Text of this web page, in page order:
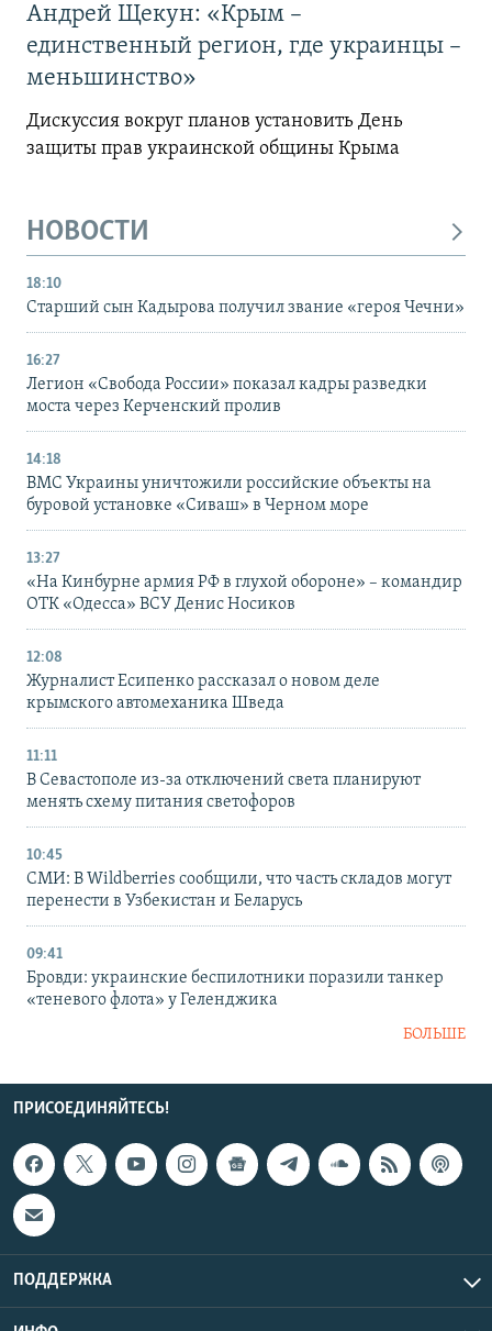
Андрей Щекун: «Крым –
единственный регион, где украинцы –
меньшинство»
Дискуссия вокруг планов установить День
защиты прав украинской общины Крыма
НОВОСТИ
18:10
Старший сын Кадырова получил звание «героя Чечни»
16:27
Легион «Свобода России» показал кадры разведки
моста через Керченский пролив
14:18
ВМС Украины уничтожили российские объекты на
буровой установке «Сиваш» в Черном море
13:27
«На Кинбурне армия РФ в глухой обороне» – командир
ОТК «Одесса» ВСУ Денис Носиков
12:08
Журналист Есипенко рассказал о новом деле
крымского автомеханика Шведа
11:11
В Севастополе из-за отключений света планируют
менять схему питания светофоров
10:45
СМИ: В Wildberries сообщили, что часть складов могут
перенести в Узбекистан и Беларусь
09:41
Бровди: украинские беспилотники поразили танкер
«теневого флота» у Геленджика
БОЛЬШЕ
ПРИСОЕДИНЯЙТЕСЬ!
ПОДДЕРЖКА